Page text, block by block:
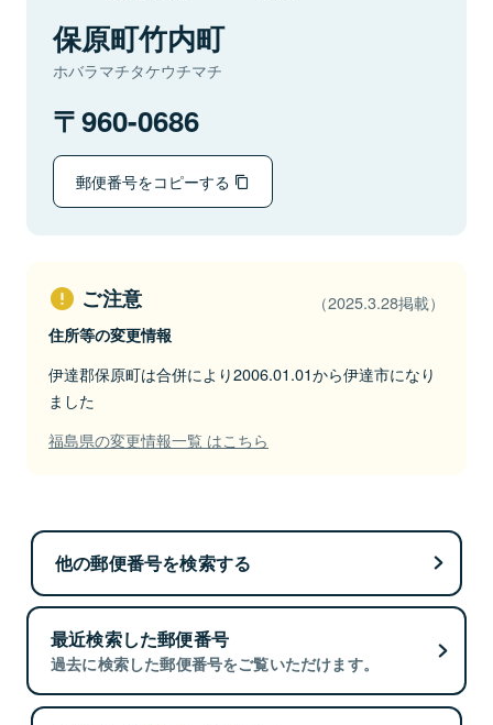
保原町竹内町
ホバラマチタケウチマチ
960-0686
郵便番号をコピーする
ご注意 （2025.3.28掲載）
住所等の変更情報
伊達郡保原町は合併により2006.01.01から伊達市になり
ました
福島県の変更情報一覧 はこちら
他の郵便番号を検索する
最近検索した郵便番号
過去に検索した郵便番号をご覧いただけます。